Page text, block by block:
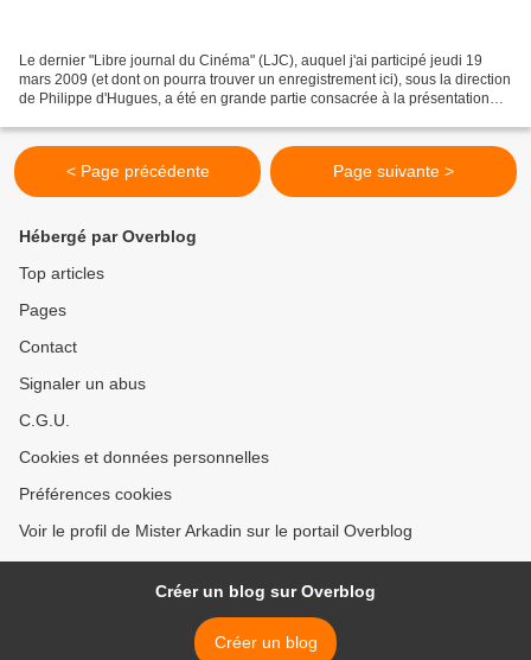
Le dernier "Libre journal du Cinéma" (LJC), auquel j'ai participé jeudi 19
mars 2009 (et dont on pourra trouver un enregistrement ici), sous la direction
de Philippe d'Hugues, a été en grande partie consacrée à la présentation
< Page précédente Page suivante >
Hébergé par Overblog
Top articles
Pages
Contact
Signaler un abus
C.G.U.
Cookies et données personnelles
Préférences cookies
Voir le profil de Mister Arkadin sur le portail Overblog
Créer un blog sur Overblog
Créer un blog